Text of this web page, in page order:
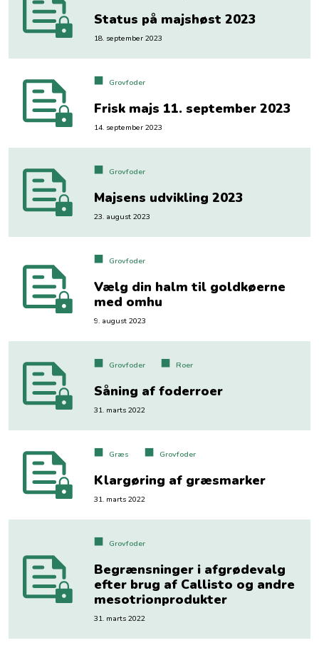
Status på majshøst 2023
18. september 2023
Grovfoder
Frisk majs 11. september 2023
14. september 2023
Grovfoder
Majsens udvikling 2023
23. august 2023
Grovfoder
Vælg din halm til goldkøerne
med omhu
9. august 2023
Grovfoder Roer
Såning af foderroer
31. marts 2022
Græs Grovfoder
Klargøring af græsmarker
31. marts 2022
Grovfoder
Begrænsninger i afgrødevalg
efter brug af Callisto og andre
mesotrionprodukter
31. marts 2022